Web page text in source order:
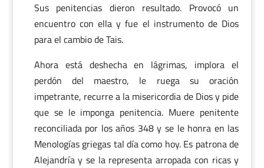
Sus penitencias dieron resultado. Provocó un
encuentro con ella y fue el instrumento de Dios
para el cambio de Tais.
Ahora está deshecha en lágrimas, implora el
perdón del maestro, le ruega su oración
impetrante, recurre a la misericordia de Dios y pide
que se le imponga penitencia. Muere penitente
reconciliada por los años 348 y se le honra en las
Menologías griegas tal día como hoy. Es patrona de
Alejandría y se la representa arropada con ricas y